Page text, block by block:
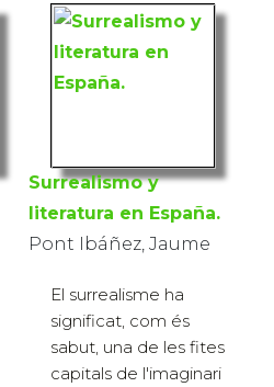
Surrealismo y
literatura en España.
Pont Ibáñez, Jaume
El surrealisme ha
significat, com és
sabut, una de les fites
capitals de l'imaginari